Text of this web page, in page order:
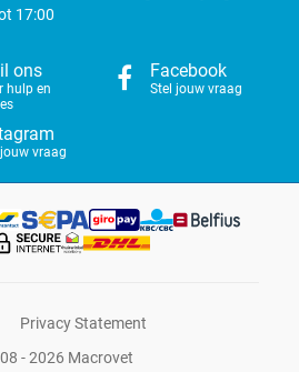
17:00
ons
hulp en
Facebook
Stel jouw vraag
vraag
Privacy Statement
- 2026 Macrovet